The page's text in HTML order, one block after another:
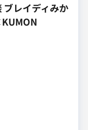
ブレイディみか